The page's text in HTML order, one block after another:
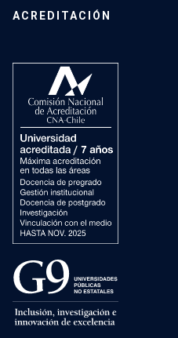
ACREDITACIÓN